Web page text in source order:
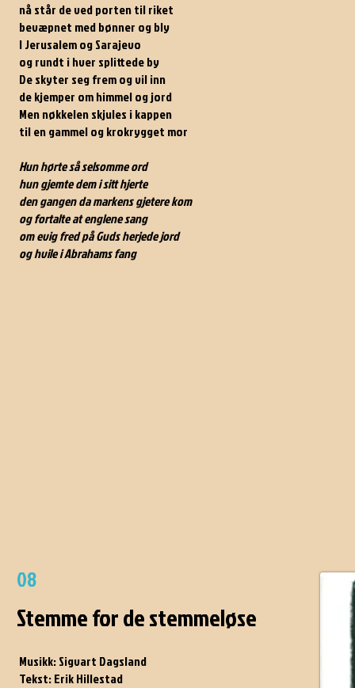
nå står de ved porten til riket
bevæpnet med bønner og bly
I Jerusalem og Sarajevo
og rundt i hver splittede by
De skyter seg frem og vil inn
de kjemper om himmel og jord
Men nøkkelen skjules i kappen
til en gammel og krokrygget mor
Hun hørte så selsomme ord
hun gjemte dem i sitt hjerte
den gangen da markens gjetere kom
og fortalte at englene sang
om evig fred på Guds herjede jord
og hvile i Abrahams fang
08
Stemme for de stemmeløse
Musikk: Sigvart Dagsland
Tekst: Erik Hillestad